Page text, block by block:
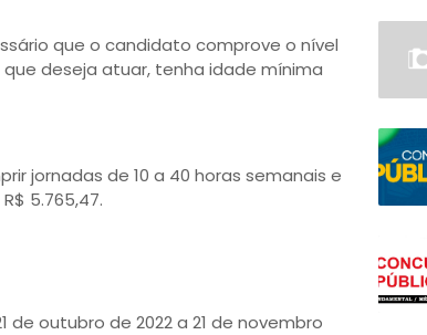
que o candidato comprove o nível
deseja atuar, tenha idade mínima
jornadas de 10 a 40 horas semanais e
5.765,47.
de outubro de 2022 a 21 de novembro